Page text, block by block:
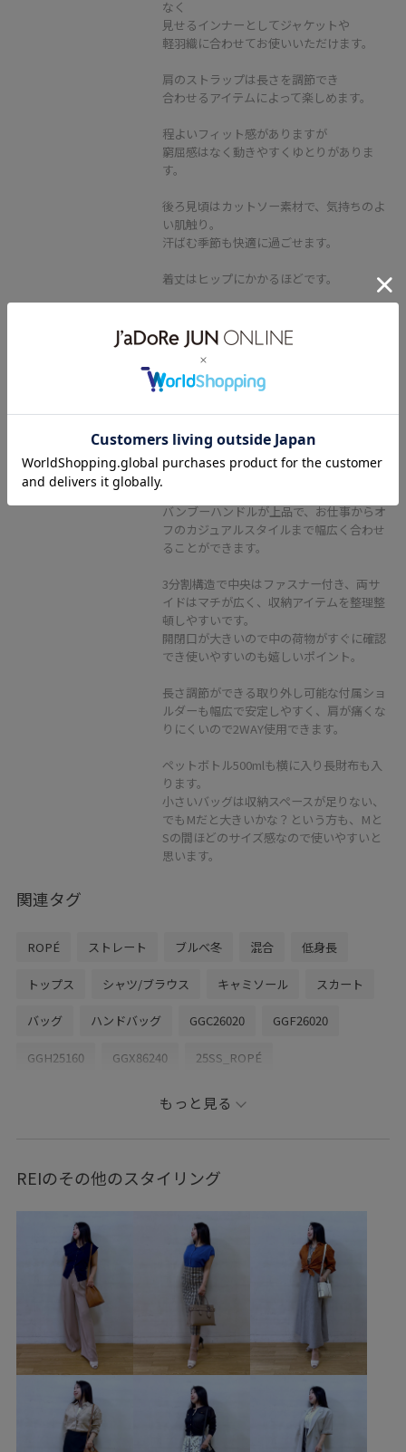
なく
見せるインナーとしてジャケットや
軽羽織に合わせてお使いいただけます。
肩のストラップは長さを調節でき
合わせるアイテムによって楽しめます。
程よいフィット感がありますが
窮屈感はなく動きやすくゆとりがありま
す。
後ろ見頃はカットソー素材で、気持ちのよ
い肌触り。
汗ばむ季節も快適に過ごせます。
着丈はヒップにかかるほどです。
ROPÉ
【E'POR】BAMBOO BAG Medium/
軽量・通勤
ベージュ系 / F
¥18,700
レビュー
バンブーハンドルが上品で、お仕事からオ
フのカジュアルスタイルまで幅広く合わせ
ることができます。
3分割構造で中央はファスナー付き、両サ
イドはマチが広く、収納アイテムを整理整
頓しやすいです。
開閉口が大きいので中の荷物がすぐに確認
でき使いやすいのも嬉しいポイント。
長さ調節ができる取り外し可能な付属ショ
ルダーも幅広で安定しやすく、肩が痛くな
りにくいので2WAY使用できます。
ペットボトル500mlも横に入り長財布も入
ります。
小さいバッグは収納スペースが足りない、
でもMだと大きいかな？という方も、Mと
Sの間ほどのサイズ感なので使いやすいと
思います。
関連タグ
ROPÉ ストレート ブルべ冬 混合 低身長
トップス シャツ/ブラウス キャミソール スカート
バッグ ハンドバッグ GGC26020 GGF26020
GGH25160 GGX86240 25SS_ROPÉ
26SS_ROPÉ
ROPÉ_G.W. SPECIAL SALE ROPÉ_RECOMMEND BOTTOMS
ROPÉ_リネンアイテム ROPÉ_軽羽織 きちんと感
きれいめ なめらか ゆったり
ウエストがゴム エレガント
オフィスカジュアル カジュアル
カットソー素材 カーディガン サテン
サブバッグ シアー素材
もっと見る
REIのその他のスタイリング